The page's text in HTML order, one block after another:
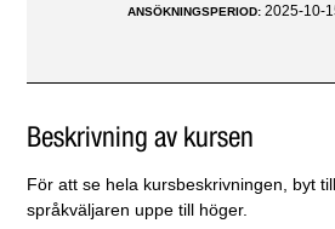
ANSÖKNINGSPERIOD:2025-10-
Beskrivning av kursen
För att se hela kursbeskrivningen, byt
språkväljaren uppe till höger.